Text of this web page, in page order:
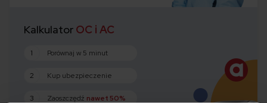
Kalkulator OC i AC
1 Porównaj w 5 minut
2 Kup ubezpieczenie
3 Zaoszczędź nawet 50%